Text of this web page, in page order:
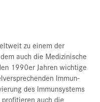
zu einem der
auch die Medizinische
1990er Jahren wichtige
Immun-
des Immunsystems
profitieren auch die